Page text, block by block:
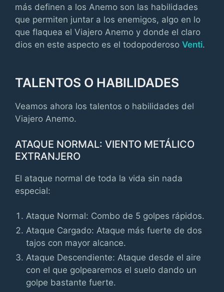
más definen a los Anemo son las habilidades
que permiten juntar a los enemigos, algo en lo
que flaquea el Viajero Anemo y donde el claro
dios en este aspecto es el todopoderoso Venti.
TALENTOS O HABILIDADES
Veamos ahora los talentos o habilidades del
Viajero Anemo.
ATAQUE NORMAL: VIENTO METÁLICO
EXTRANJERO
El ataque normal de toda la vida sin nada
especial:
Ataque Normal: Combo de 5 golpes rápidos.
Ataque Cargado: Ataque más fuerte de dos
tajos con mayor alcance.
Ataque Descendiente: Ataque desde el aire
con el que golpearemos el suelo dando un
golpe bastante fuerte.